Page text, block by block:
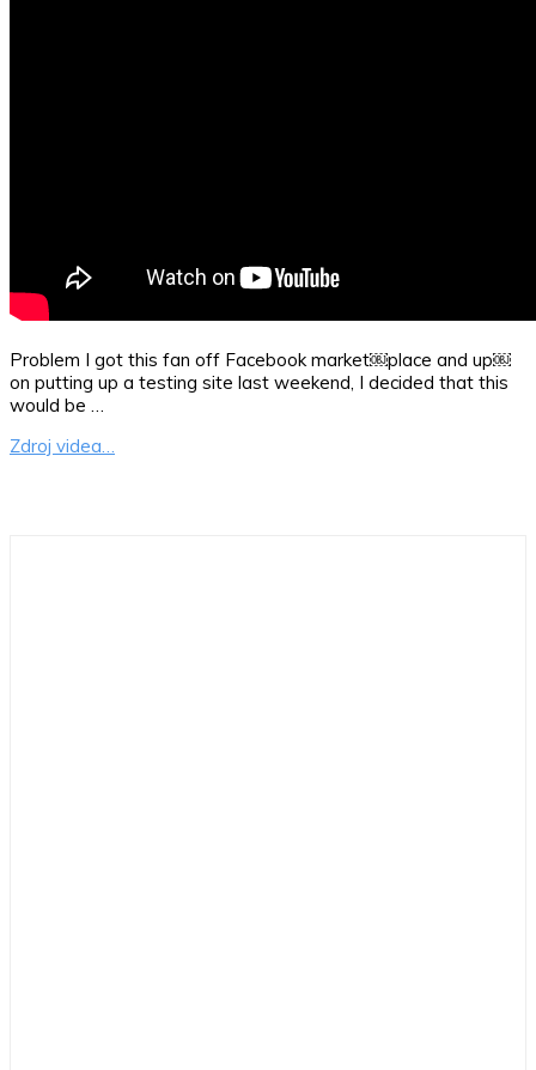
Problem I got this fan off Facebook market￼place and up￼
on putting up a testing site last weekend, I decided that this
would be …
Zdroj videa…